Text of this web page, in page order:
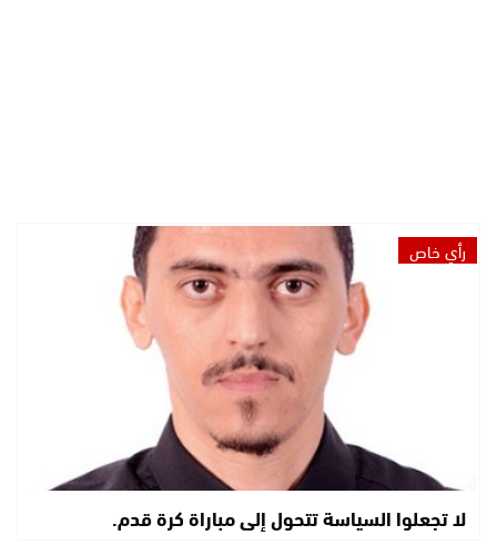
رأي خاص
لا تجعلوا السياسة تتحول إلى مباراة كرة قدم.